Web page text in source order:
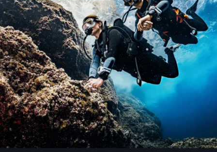
비IAB 처리 목적:
필요한
공연
기능의
광고하는